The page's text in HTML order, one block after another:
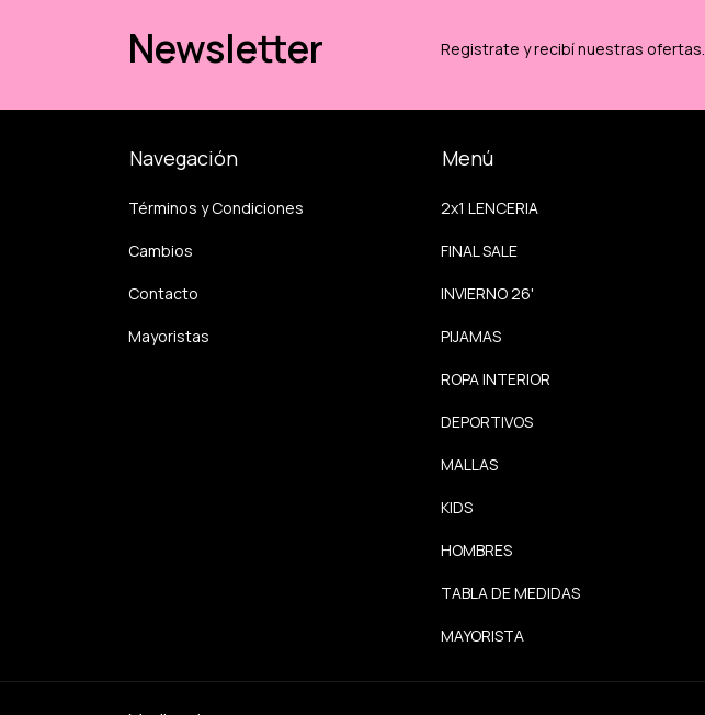
Newsletter Registrate y recibí nuestras ofertas.
Navegación
Términos y Condiciones
Cambios
Contacto
Mayoristas
Menú
2x1 LENCERIA
FINAL SALE
INVIERNO 26'
PIJAMAS
ROPA INTERIOR
DEPORTIVOS
MALLAS
KIDS
HOMBRES
TABLA DE MEDIDAS
MAYORISTA